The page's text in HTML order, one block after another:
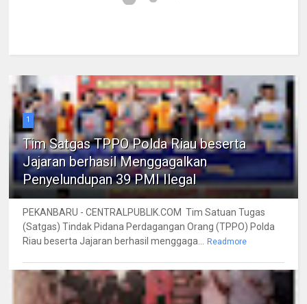
1
Tim Satgas TPPO Polda Riau beserta
Jajaran berhasil Menggagalkan
Penyelundupan 39 PMI Ilegal
PEKANBARU - CENTRALPUBLIK.COM Tim Satuan Tugas
(Satgas) Tindak Pidana Perdagangan Orang (TPPO) Polda
Riau beserta Jajaran berhasil menggaga...
Readmore